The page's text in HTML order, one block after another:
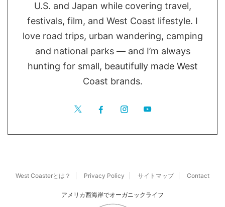
U.S. and Japan while covering travel,
festivals, film, and West Coast lifestyle. I
love road trips, urban wandering, camping
and national parks — and I’m always
hunting for small, beautifully made West
Coast brands.
West Coasterとは？ Privacy Policy サイトマップ Contact
アメリカ西海岸でオーガニックライフ